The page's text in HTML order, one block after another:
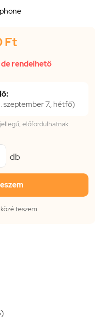
Ft
rendelhető
7., hétfő)
előfordulhatnak
db
teszem